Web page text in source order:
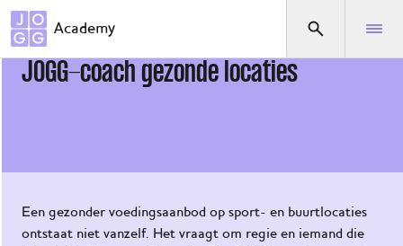
Direct naar het menu
Zo organiseer en financier je de
JOGG-coach gezonde locaties
Een gezonder voedingsaanbod op sport- en buurtlocaties
ontstaat niet vanzelf. Het vraagt om regie en iemand die
Academy
zoek?
Home